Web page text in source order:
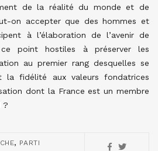
de la réalité du monde et de
on accepter que des hommes et
à l’élaboration de l’avenir de
point hostiles à préserver les
au premier rang desquelles se
la fidélité aux valeurs fondatrices
dont la France est un membre
?
, PARTI